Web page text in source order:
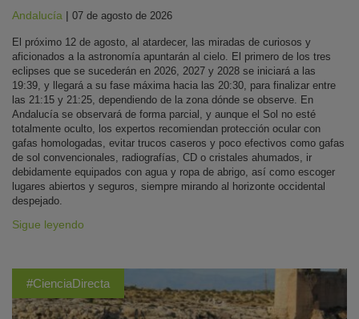
Andalucía | 07 de agosto de 2026
El próximo 12 de agosto, al atardecer, las miradas de curiosos y
aficionados a la astronomía apuntarán al cielo. El primero de los tres
eclipses que se sucederán en 2026, 2027 y 2028 se iniciará a las
19:39, y llegará a su fase máxima hacia las 20:30, para finalizar entre
las 21:15 y 21:25, dependiendo de la zona dónde se observe. En
Andalucía se observará de forma parcial, y aunque el Sol no esté
totalmente oculto, los expertos recomiendan protección ocular con
gafas homologadas, evitar trucos caseros y poco efectivos como gafas
de sol convencionales, radiografías, CD o cristales ahumados, ir
debidamente equipados con agua y ropa de abrigo, así como escoger
lugares abiertos y seguros, siempre mirando al horizonte occidental
despejado.
Sigue leyendo
#CienciaDirecta